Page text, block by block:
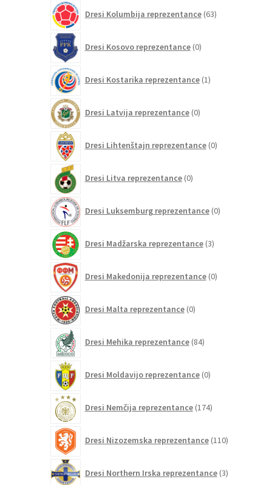
Dresi Kolumbija reprezentance 63izdelkov
Dresi Kosovo reprezentance 0izdelkov
Dresi Kostarika reprezentance 1izdelek
Dresi Latvija reprezentance 0izdelkov
Dresi Lihtenštajn reprezentance 0izdelkov
Dresi Litva reprezentance 0izdelkov
Dresi Luksemburg reprezentance 0izdelkov
Dresi Madžarska reprezentance 3izdelki
Dresi Makedonija reprezentance 0izdelkov
Dresi Malta reprezentance 0izdelkov
Dresi Mehika reprezentance 84izdelkov
Dresi Moldavijo reprezentance 0izdelkov
Dresi Nemčija reprezentance 174izdelkov
Dresi Nizozemska reprezentance 110izdelkov
Dresi Northern Irska reprezentance 3izdelki